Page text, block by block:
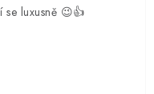
luxusně 😉👍